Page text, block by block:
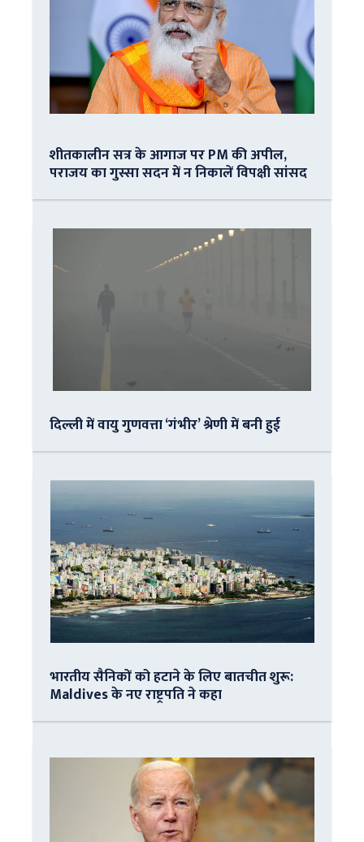
शीतकालीन सत्र के आगाज पर PM की अपील,
पराजय का गुस्सा सदन में न निकालें विपक्षी सांसद
दिल्ली में वायु गुणवत्ता ‘गंभीर’ श्रेणी में बनी हुई
भारतीय सैनिकों को हटाने के लिए बातचीत शुरू:
Maldives के नए राष्ट्रपति ने कहा